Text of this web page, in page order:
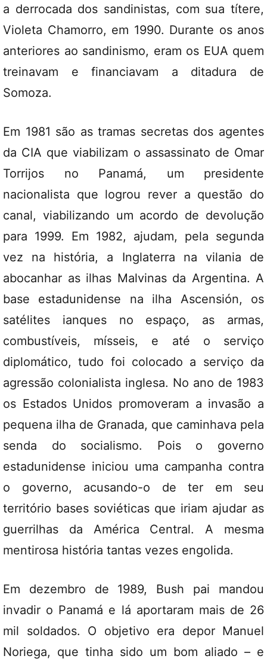
a derrocada dos sandinistas, com sua títere,
Violeta Chamorro, em 1990. Durante os anos
anteriores ao sandinismo, eram os EUA quem
treinavam e financiavam a ditadura de
Somoza.
Em 1981 são as tramas secretas dos agentes
da CIA que viabilizam o assassinato de Omar
Torrijos no Panamá, um presidente
nacionalista que logrou rever a questão do
canal, viabilizando um acordo de devolução
para 1999. Em 1982, ajudam, pela segunda
vez na história, a Inglaterra na vilania de
abocanhar as ilhas Malvinas da Argentina. A
base estadunidense na ilha Ascensión, os
satélites ianques no espaço, as armas,
combustíveis, mísseis, e até o serviço
diplomático, tudo foi colocado a serviço da
agressão colonialista inglesa. No ano de 1983
os Estados Unidos promoveram a invasão a
pequena ilha de Granada, que caminhava pela
senda do socialismo. Pois o governo
estadunidense iniciou uma campanha contra
o governo, acusando-o de ter em seu
território bases soviéticas que iriam ajudar as
guerrilhas da América Central. A mesma
mentirosa história tantas vezes engolida.
Em dezembro de 1989, Bush pai mandou
invadir o Panamá e lá aportaram mais de 26
mil soldados. O objetivo era depor Manuel
Noriega, que tinha sido um bom aliado – e